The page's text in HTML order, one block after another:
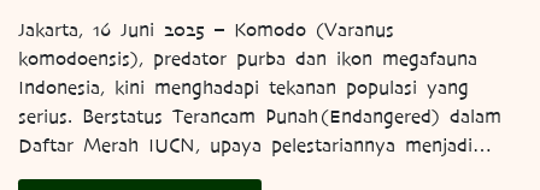
Jakarta, 16 Juni 2025 – Komodo (Varanus
komodoensis), predator purba dan ikon megafauna
Indonesia, kini menghadapi tekanan populasi yang
serius. Berstatus Terancam Punah (Endangered) dalam
Daftar Merah IUCN, upaya pelestariannya menjadi…